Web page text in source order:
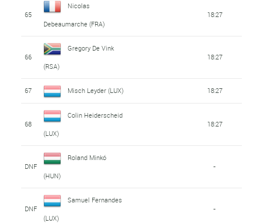
65
Nicolas
Debeaumarche (FRA)
18:27
66
Gregory De Vink
(RSA)
18:27
67 Misch Leyder (LUX) 18:27
68
Colin Heiderscheid
(LUX)
18:27
DNF
Roland Minkó
(HUN)
-
DNF
Samuel Fernandes
(LUX)
-